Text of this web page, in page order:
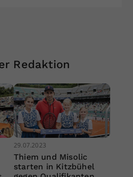
Redaktion
29.07.2023
Thiem und Misolic
starten in Kitzbühel